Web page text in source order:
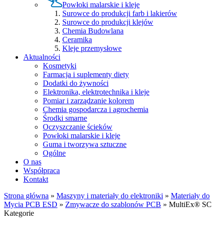
Powłoki malarskie i kleje
Surowce do produkcji farb i lakierów
Surowce do produkcji klejów
Chemia Budowlana
Ceramika
Kleje przemysłowe
Aktualności
Kosmetyki
Farmacja i suplementy diety
Dodatki do żywności
Elektronika, elektrotechnika i kleje
Pomiar i zarządzanie kolorem
Chemia gospodarcza i agrochemia
Środki smarne
Oczyszczanie ścieków
Powłoki malarskie i kleje
Guma i tworzywa sztuczne
Ogólne
O nas
Współpraca
Kontakt
Strona główna » Maszyny i materiały do elektroniki » Materiały do
Mycia PCB ESD » Zmywacze do szablonów PCB » MultiEx® SC
Kategorie